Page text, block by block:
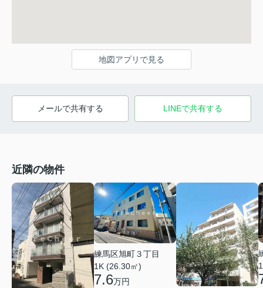
地図アプリで見る
メールで共有する LINEで共有する
近隣の物件
練馬区旭町３丁目
1K (26.30㎡)
7.6万円